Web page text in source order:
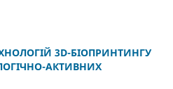
3D-БІОПРИНТИНГУ
АКТИВНИХ